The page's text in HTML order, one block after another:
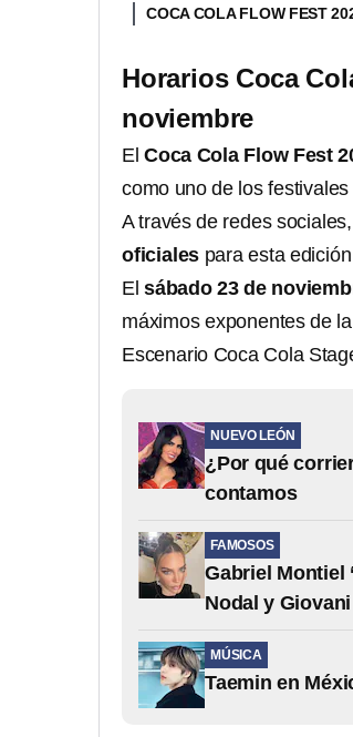
COCA COLA FLOW FEST
Horarios Coca
noviembre
El Coca Cola Flow Fest
como uno de los
A través de redes
oficiales para esta
El sábado 23 de
máximos exponentes de
Escenario Coca Cola
NUEVO LEÓN
¿Por qué
contamos
FAMOSOS
Gabriel Montiel
Nodal y
MÚSICA
Taemin en